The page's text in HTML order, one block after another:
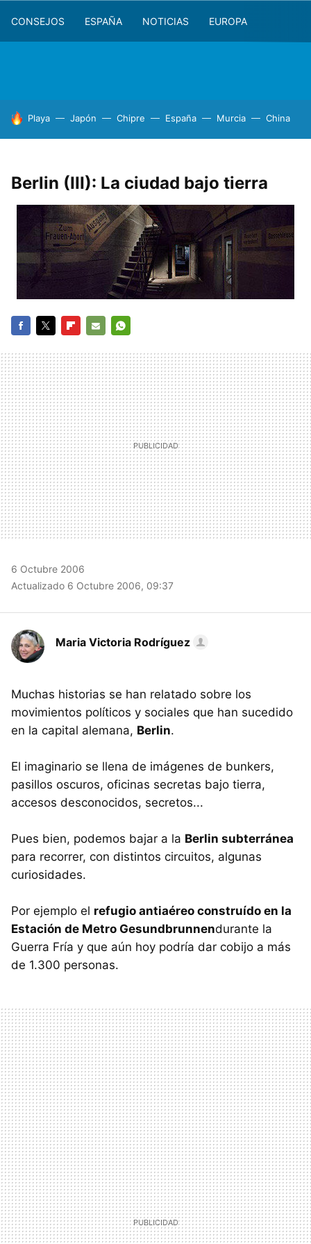
CONSEJOS ESPAÑA NOTICIAS EUROPA
HOY SE HABLA DE
Playa Japón Chipre España Murcia China
Berlin (III): La ciudad bajo tierra
MAIL
6 Octubre 2006
Actualizado 6 Octubre 2006, 09:37
Maria Victoria Rodríguez
Muchas historias se han relatado sobre los
movimientos políticos y sociales que han sucedido
en la capital alemana, Berlin.
El imaginario se llena de imágenes de bunkers,
pasillos oscuros, oficinas secretas bajo tierra,
accesos desconocidos, secretos...
Pues bien, podemos bajar a la Berlin subterránea
para recorrer, con distintos circuitos, algunas
curiosidades.
Por ejemplo el refugio antiaéreo construído en la
Estación de Metro Gesundbrunnendurante la
Guerra Fría y que aún hoy podría dar cobijo a más
de 1.300 personas.